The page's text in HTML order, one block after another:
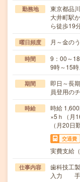
勤務地
東京都品
大井町駅
ら徒歩19
曜日頻度 月～金の
時間
9：00～
9時～15
期間
即日～長
員登用の
時給
時給
×5ｈ（月
（月20日
交通費
実費支給
仕事内容
歯科技工
入力 手